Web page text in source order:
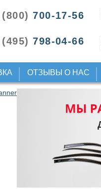
700-17-56
798-04-66
ОТЗЫВЫ О НАС